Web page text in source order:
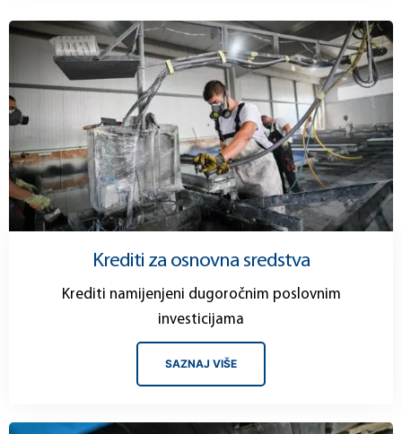
Krediti za osnovna sredstva
Krediti namijenjeni dugoročnim poslovnim
investicijama
SAZNAJ VIŠE